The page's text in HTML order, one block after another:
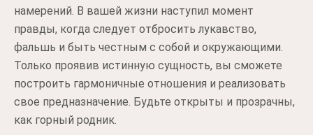
намерений. В вашей жизни наступил момент
правды, когда следует отбросить лукавство,
фальшь и быть честным с собой и окружающими.
Только проявив истинную сущность, вы сможете
построить гармоничные отношения и реализовать
свое предназначение. Будьте открыты и прозрачны,
как горный родник.